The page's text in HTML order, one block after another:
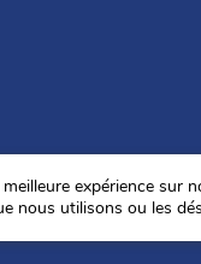
expérience sur
nous utilisons ou les